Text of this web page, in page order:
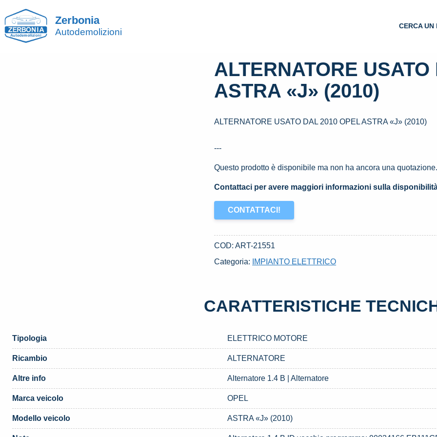
Zerbonia
Autodemolizioni
CERCA UN
ALTERNATORE
ASTRA «J» (2010)
ALTERNATORE USATO DAL 2010 OPEL ASTRA «J» (2010)
---
Questo prodotto è disponibile ma non ha ancora una
Contattaci per avere maggiori informazioni sulla
CONTATTACI!
COD:ART-21551
Categoria:
IMPIANTO ELETTRICO
CARATTERISTICHE
Tipologia ELETTRICO MOTORE
Ricambio ALTERNATORE
Altre info Alternatore 1.4 B | Alternatore
Marca veicolo OPEL
Modello veicolo ASTRA «J» (2010)